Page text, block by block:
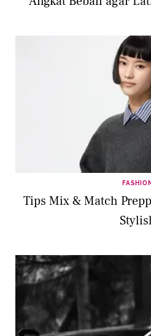
FASHION
Tips Mix & Match